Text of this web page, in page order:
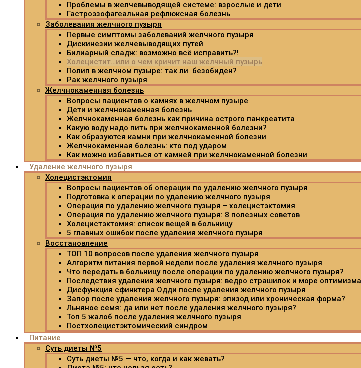
Проблемы в желчевыводящей системе: взрослые и дети
Гастроэзофагеальная рефлюксная болезнь
Заболевания желчного пузыря
Первые симптомы заболеваний желчного пузыря
Дискинезии желчевыводящих путей
Билиарный сладж: возможно всё исправить?!
Холецистит…или о чем кричит наш желчный пузырь
Полип в желчном пузыре: так ли безобиден?
Рак желчного пузыря
Желчнокаменная болезнь
Вопросы пациентов о камнях в желчном пузыре
Дети и желчнокаменная болезнь
Желчнокаменная болезнь как причина острого панкреатита
Какую воду надо пить при желчнокаменной болезни?
Как образуются камни при желчнокаменной болезни
Желчнокаменная болезнь: кто под ударом
Как можно избавиться от камней при желчнокаменной болезни
Удаление желчного пузыря
Холецистэктомия
Вопросы пациентов об операции по удалению желчного пузыря
Подготовка к операции по удалению желчного пузыря
Операция по удалению желчного пузыря – холецистэктомия
Операция по удалению желчного пузыря: 8 полезных советов
Холецистэктомия: список вещей в больницу
5 главных ошибок после удаления желчного пузыря
Восстановление
ТОП 10 вопросов после удаления желчного пузыря
Алгоритм питания первой недели после удаления желчного пузыря
Что передать в больницу после операции по удалению желчного пузыря?
Последствия удаления желчного пузыря: ведро страшилок и море оптимизма
Дисфункция сфинктера Одди после удаления желчного пузыря
Запор после удаления желчного пузыря: эпизод или хроническая форма?
Льняное семя: да или нет после удаления желчного пузыря?
Топ 5 жалоб после удаления желчного пузыря
Постхолецистэктомический синдром
Питание
Суть диеты №5
Суть диеты №5 — что, когда и как жевать?